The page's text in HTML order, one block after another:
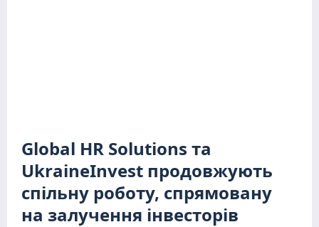
Global HR Solutions та
UkraineInvest продовжують
спільну роботу, спрямовану
на залучення інвесторів